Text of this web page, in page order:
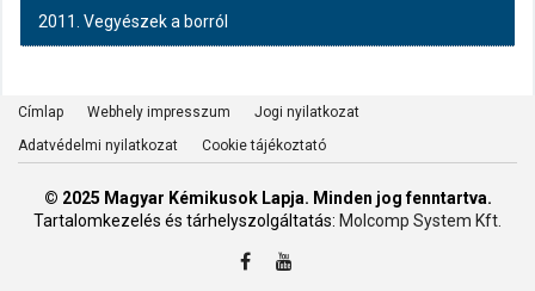
2011. Vegyészek a borról
Címlap Webhely impresszum
Jogi nyilatkozat
Adatvédelmi nyilatkozat
Cookie tájékoztató
© 2025 Magyar Kémikusok Lapja. Minden jog fenntartva.
Tartalomkezelés és tárhelyszolgáltatás: Molcomp System Kft.